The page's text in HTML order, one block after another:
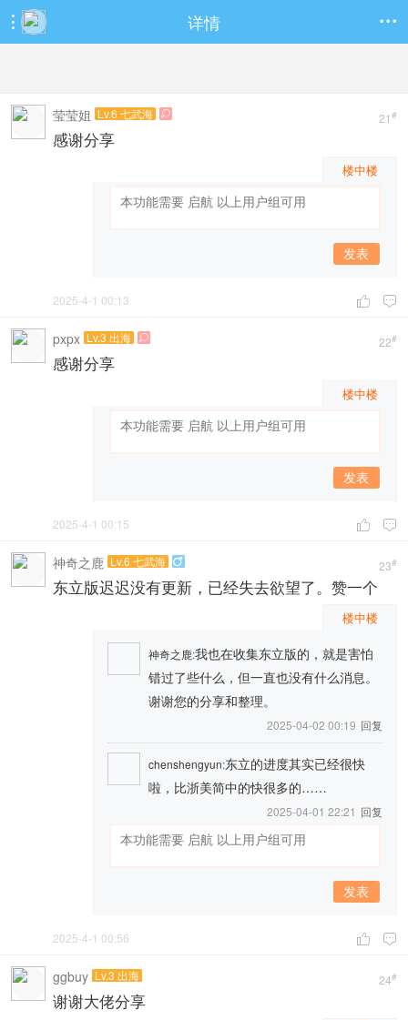
 详情 
21 #
莹莹姐 Lv.6 七武海 
感谢分享
楼中楼
发表
 
2025-4-1 00:13
22#
pxpx Lv.3 出海 
感谢分享
楼中楼
发表
 
2025-4-1 00:15
23#
神奇之鹿 Lv.6 七武海 
东立版迟迟没有更新，已经失去欲望了。赞一个
楼中楼
神奇之鹿:我也在收集东立版的，就是害怕
错过了些什么，但一直也没有什么消息。
谢谢您的分享和整理。
2025-04-02 00:19 回复
chenshengyun:东立的进度其实已经很快
啦，比浙美简中的快很多的……
2025-04-01 22:21 回复
发表
 
2025-4-1 00:56
24#
ggbuy Lv.3 出海
谢谢大佬分享